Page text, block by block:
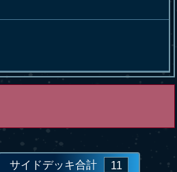
サイドデッキ合計 11